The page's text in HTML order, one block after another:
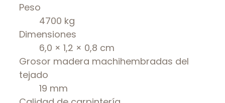
Peso
4700 kg
Dimensiones
6,0 × 1,2 × 0,8 cm
Grosor madera machihembradas del
tejado
19 mm